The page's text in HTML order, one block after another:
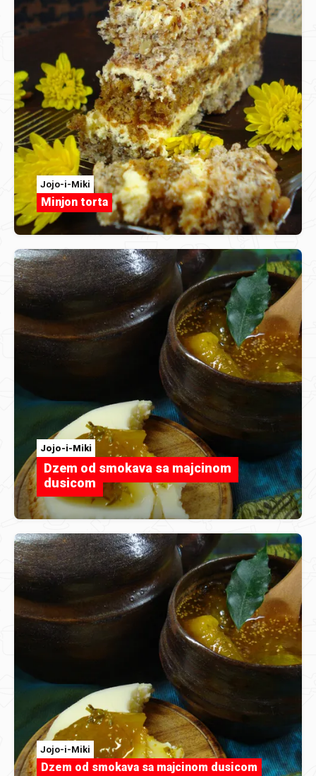
Jojo-i-Miki
Minjon torta
Jojo-i-Miki
Dzem od smokava sa majcinom
dusicom
Jojo-i-Miki
Dzem od smokava sa majcinom dusicom